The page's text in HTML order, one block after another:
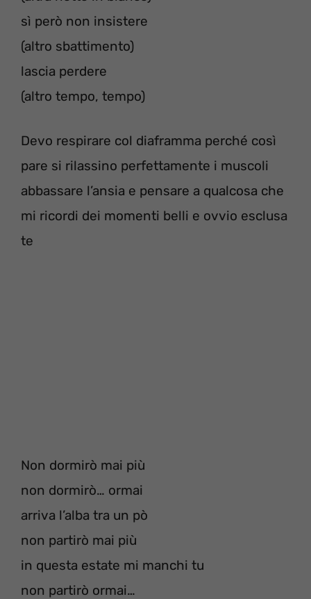
sì però non insistere
(altro sbattimento)
lascia perdere
(altro tempo, tempo)
Devo respirare col diaframma perché così
pare si rilassino perfettamente i muscoli
abbassare l’ansia e pensare a qualcosa che
mi ricordi dei momenti belli e ovvio esclusa
te
Non dormirò mai più
non dormirò… ormai
arriva l’alba tra un pò
non partirò mai più
in questa estate mi manchi tu
non partirò ormai…